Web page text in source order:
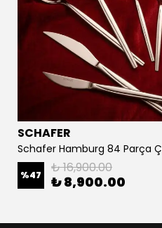
SCHAFER
%47 ₺ 16,900.00
₺ 8,900.00